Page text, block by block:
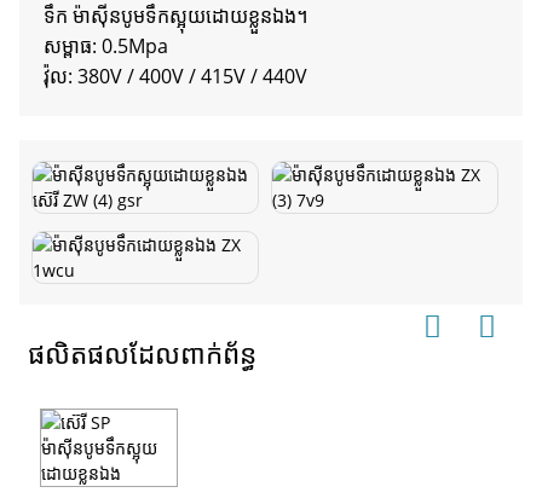
ទឹក ម៉ាស៊ីនបូមទឹកស្អុយដោយខ្លួនឯង។
សម្ពាធ: 0.5Mpa
វ៉ុល: 380V / 400V / 415V / 440V
ផលិតផលដែលពាក់ព័ន្ធ